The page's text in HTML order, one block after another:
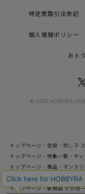
特定商取引法表記
個人情報ポリシー
おト
© 2026 HOBBYRA
トップページ 登録
刺し子
トップページ
特集一覧 テ
トップページ
商品 マンス
トップページ
特集一覧 ハ
トップページ
新商品 その他